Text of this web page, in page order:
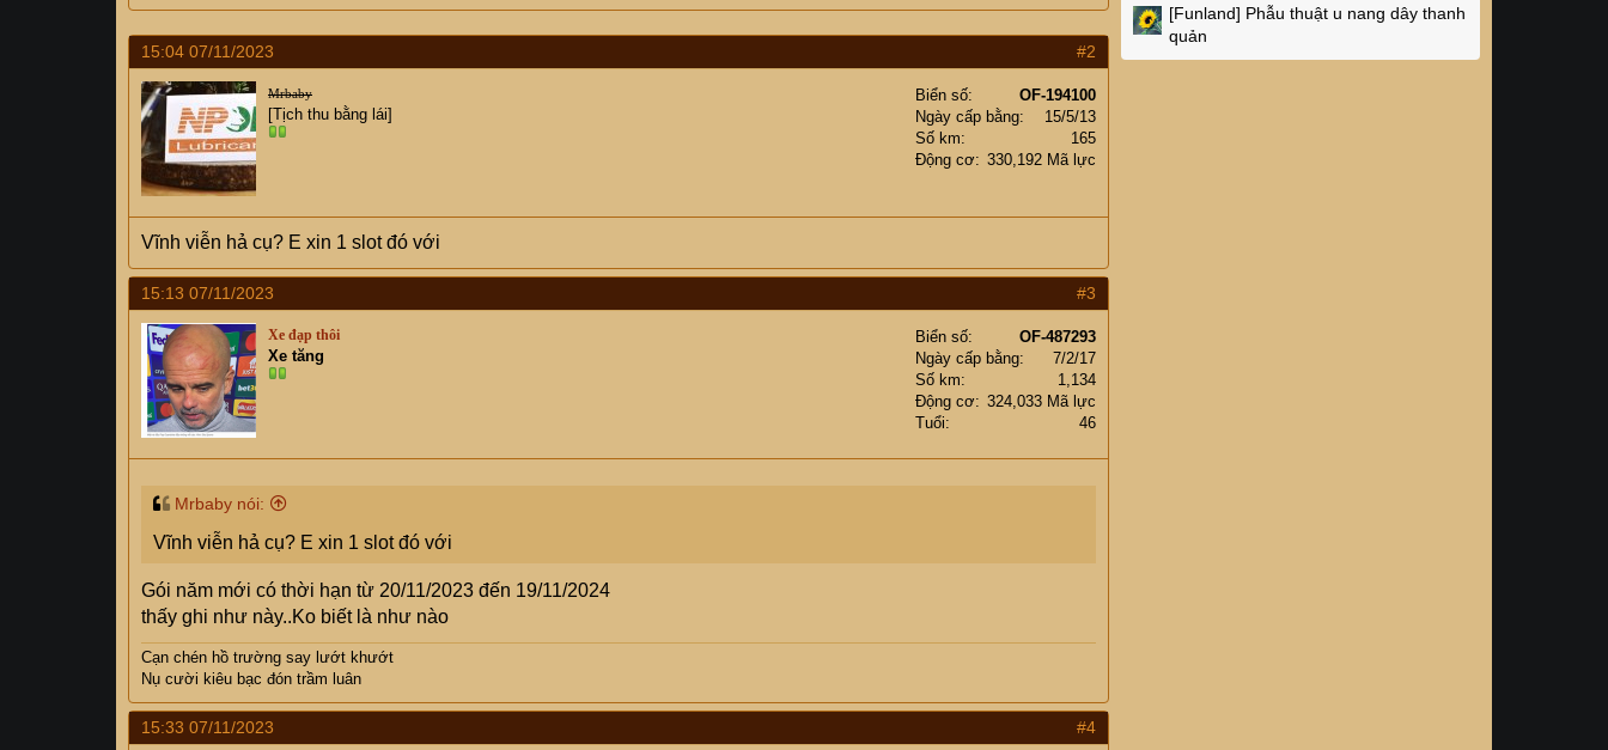
15:04 07/11/2023 #2
Mrbaby
[Tịch thu bằng lái]
Biển số
OF-194100
Ngày cấp bằng
15/5/13
Số km
165
Động cơ
330,192 Mã lực
Vĩnh viễn hả cụ? E xin 1 slot đó với
15:13 07/11/2023 #3
Xe đạp thôi
Xe tăng
Biển số
OF-487293
Ngày cấp bằng
7/2/17
Số km
1,134
Động cơ
324,033 Mã lực
Tuổi
46
Mrbaby nói:
Vĩnh viễn hả cụ? E xin 1 slot đó với
Gói năm mới có thời hạn từ 20/11/2023 đến 19/11/2024
thấy ghi như này..Ko biết là như nào
Cạn chén hồ trường say lướt khướt
Nụ cười kiêu bạc đón trầm luân
15:33 07/11/2023 #4
[Funland] Phẫu thuật u nang dây thanh
quản